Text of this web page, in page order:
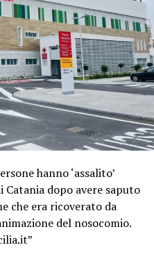
hanno ‘assalito’
Catania dopo avere saputo
che era ricoverato da
del nosocomio.